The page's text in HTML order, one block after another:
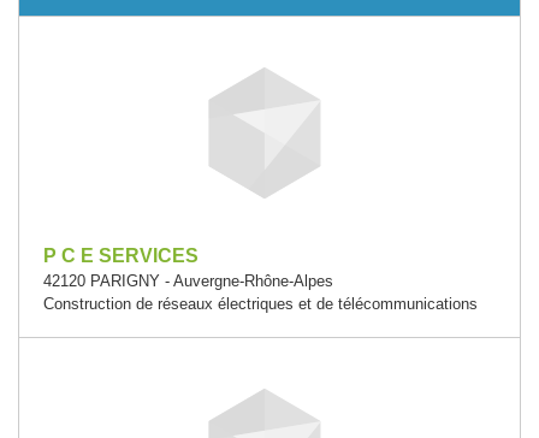
P C E SERVICES
42120 PARIGNY - Auvergne-Rhône-Alpes
Construction de réseaux électriques et de télécommunications